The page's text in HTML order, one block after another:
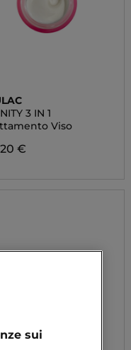
3 IN 1
Viso
€
sui